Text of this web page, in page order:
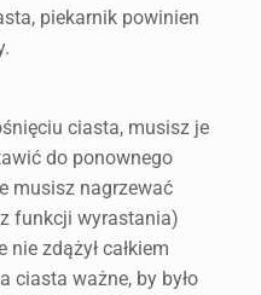
piekarnik powinien
ciasta, musisz je
do ponownego
musisz nagrzewać
funkcji wyrastania)
nie zdążył całkiem
ciasta ważne, by było